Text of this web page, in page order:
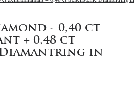
- 0,40 ct
+ 0,48 ct
in